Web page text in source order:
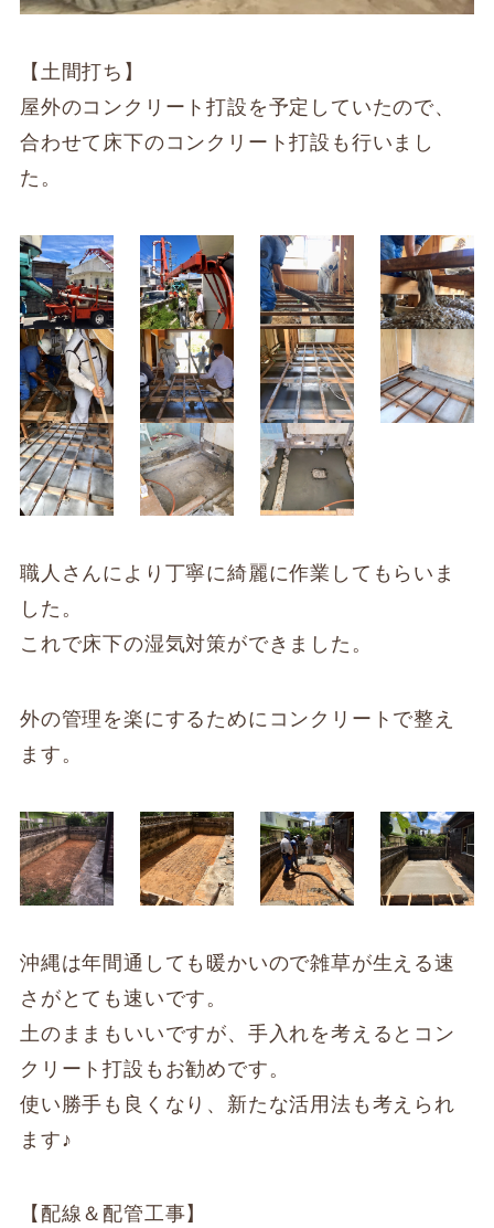
【土間打ち】
屋外のコンクリート打設を予定していたので、
合わせて床下のコンクリート打設も行いまし
た。
職人さんにより丁寧に綺麗に作業してもらいま
した。
これで床下の湿気対策ができました。
外の管理を楽にするためにコンクリートで整え
ます。
沖縄は年間通しても暖かいので雑草が生える速
さがとても速いです。
土のままもいいですが、手入れを考えるとコン
クリート打設もお勧めです。
使い勝手も良くなり、新たな活用法も考えられ
ます♪
【配線＆配管工事】